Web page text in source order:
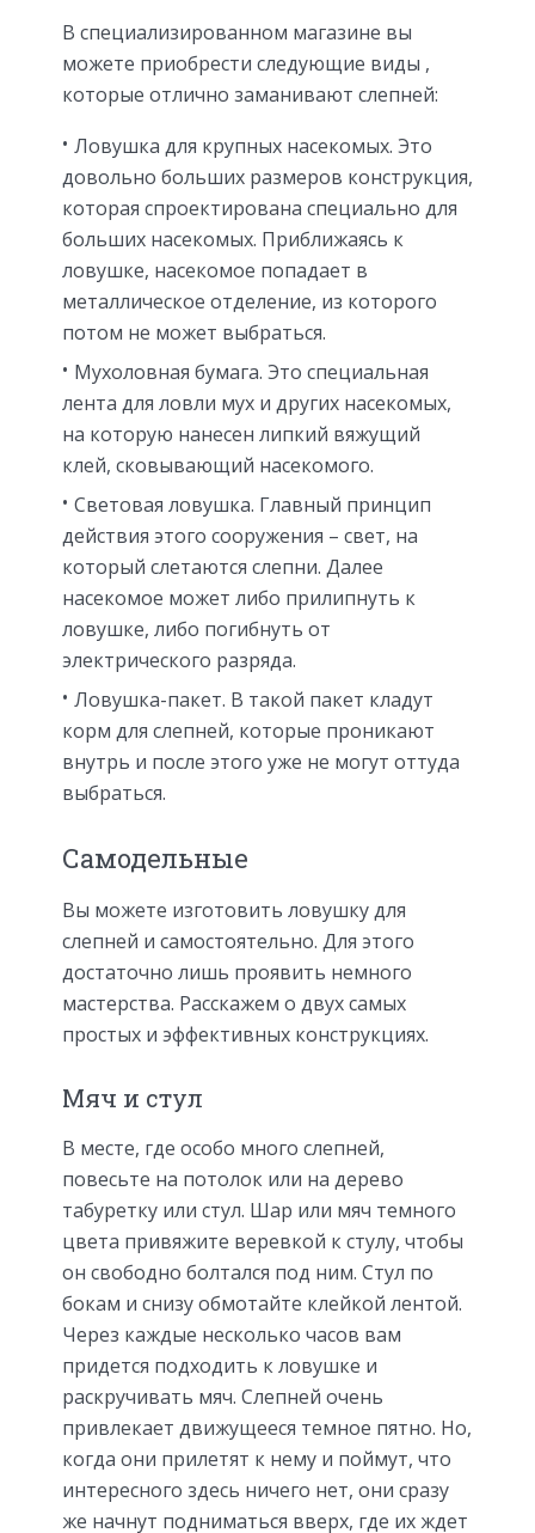
В специализированном магазине вы
можете приобрести следующие виды ,
которые отлично заманивают слепней:
Ловушка для крупных насекомых. Это
довольно больших размеров конструкция,
которая спроектирована специально для
больших насекомых. Приближаясь к
ловушке, насекомое попадает в
металлическое отделение, из которого
потом не может выбраться.
Мухоловная бумага. Это специальная
лента для ловли мух и других насекомых,
на которую нанесен липкий вяжущий
клей, сковывающий насекомого.
Световая ловушка. Главный принцип
действия этого сооружения – свет, на
который слетаются слепни. Далее
насекомое может либо прилипнуть к
ловушке, либо погибнуть от
электрического разряда.
Ловушка-пакет. В такой пакет кладут
корм для слепней, которые проникают
внутрь и после этого уже не могут оттуда
выбраться.
Самодельные
Вы можете изготовить ловушку для
слепней и самостоятельно. Для этого
достаточно лишь проявить немного
мастерства. Расскажем о двух самых
простых и эффективных конструкциях.
Мяч и стул
В месте, где особо много слепней,
повесьте на потолок или на дерево
табуретку или стул. Шар или мяч темного
цвета привяжите веревкой к стулу, чтобы
он свободно болтался под ним. Стул по
бокам и снизу обмотайте клейкой лентой.
Через каждые несколько часов вам
придется подходить к ловушке и
раскручивать мяч. Слепней очень
привлекает движущееся темное пятно. Но,
когда они прилетят к нему и поймут, что
интересного здесь ничего нет, они сразу
же начнут подниматься вверх, где их ждет